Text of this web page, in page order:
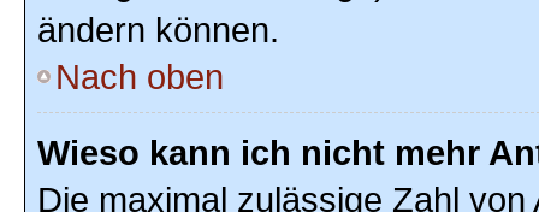
ändern können.
Nach oben
Wieso kann ich nicht mehr
Die maximal zulässige Zahl